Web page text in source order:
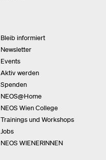
Bleib informiert
Newsletter
Events
Aktiv werden
Spenden
NEOS@Home
NEOS Wien College
Trainings und Workshops
Jobs
NEOS WIENERINNEN